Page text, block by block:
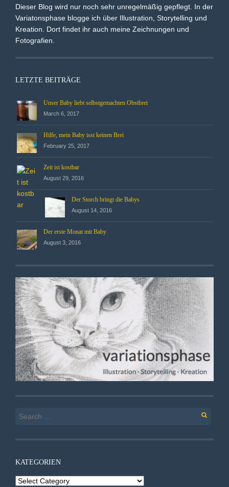
Dieser Blog wird nur noch sehr unregelmäßig gepflegt. In der
Variatonsphase blogge ich über Illustration, Storytelling und
Kreation. Dort findet ihr auch meine Zeichnungen und
Fotografien.
LETZTE BEITRÄGE
Unser Baby liebt selbstgemachten Obstbrei
March 6, 2017
Hilfe, mein Baby isst keinen Brei
February 25, 2017
Zeit ist kostbar
August 29, 2016
Der Storch bringt die Babys
August 14, 2016
Der erste Monat mit Baby
August 3, 2016
Search
KATEGORIEN
Kategorien